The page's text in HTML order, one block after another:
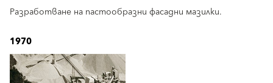
Разработване на пастообразни фасадни мазилки.
1970